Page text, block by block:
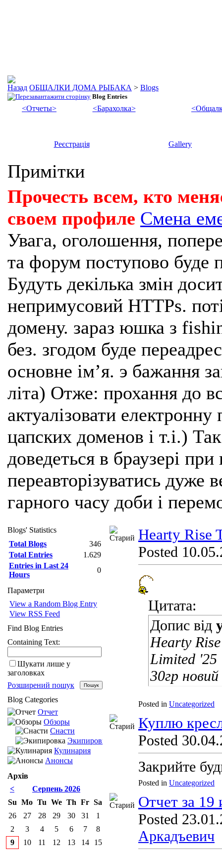
ОБЩАЛКИ ДОМА РЫБАКА > Blogs
Blog Entries
<Отчеты> <Барахолка>
Реєстрація Gallery
Примітки
Прочесть всем, кто
своем профиле Смена
Увага, оголошення,
та форум поступово буде
Будуть декілька змін
непримусовий HTTPs.
домену. зараз юшка з
без. згодом буде
основне імʼя. э бажання
літа) Отже: прохання до
актуалізовати
цапских доменов і т.і.)
доведеться в браузері
переавторізуватись
гарного часу доби і
Hearty Rise
Posted
Цитата:
Допис від
Hearty
Limited
30гр
Posted in Uncategorized
Куплю
Posted
Закрийте
Posted in Uncategorized
Отчет за 19
Posted
Аркадъевич
Blogs' Statistics
Total Blogs
346
Total Entries
1.629
Entries in Last 24
Hours
0
Параметри
View a Random Blog Entry
View RSS Feed
Find Blog Entries
Containing Text:
Шукати лише у
заголовках
Розширений пошук
Blog Categories
Отчет
Обзоры
Снасти
Экипировка
Кулинария
Анонсы
Архів
<
Серпень 2026
Su Mo Tu We Th Fr Sa
26
27 28 29 30 31
1
2
3 4 5 6 7
8
9
10 11 12 13 14
15